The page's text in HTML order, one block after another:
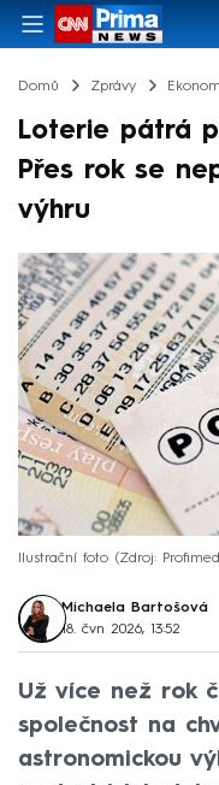
Domů Zprávy
Loterie pátrá
Přes rok se
výhru
Ilustrační foto Zdroj:
Michaela Bartošová
18. čvn 2026, 13:52
Už více než rok
společnost na
astronomickou